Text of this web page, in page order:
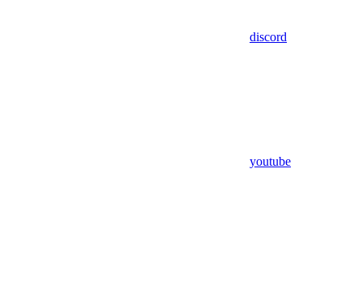
discord
youtube